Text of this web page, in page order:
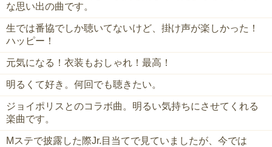
な思い出の曲です。
生では番協でしか聴いてないけど、掛け声が楽しかった！
ハッピー！
元気になる！衣装もおしゃれ！最高！
明るくて好き。何回でも聴きたい。
ジョイポリスとのコラボ曲。明るい気持ちにさせてくれる
楽曲です。
Mステで披露した際Jr.目当てで見ていましたが、今では